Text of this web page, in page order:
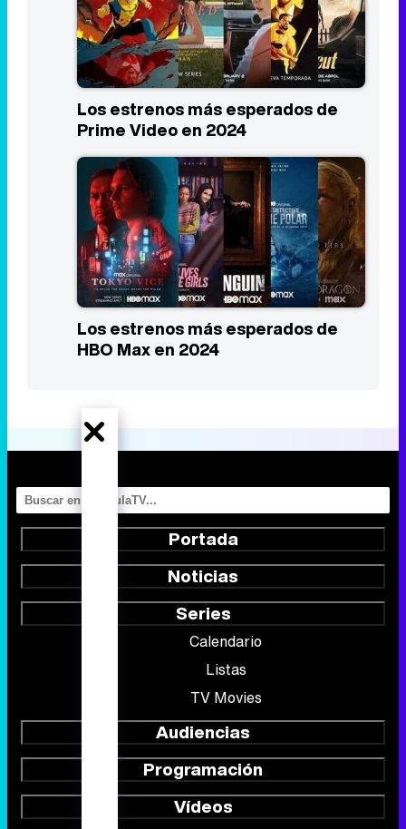
Los estrenos más esperados de
Prime Video en 2024
Los estrenos más esperados de
HBO Max en 2024
Portada
Noticias
Series
Calendario
Listas
TV Movies
Audiencias
Programación
Vídeos